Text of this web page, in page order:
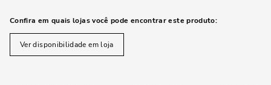
Confira em quais lojas você pode encontrar este produto:
Ver disponibilidade em loja